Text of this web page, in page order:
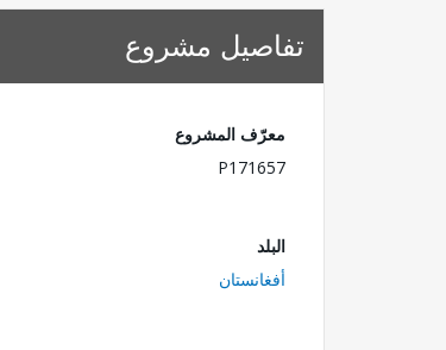
تفاصيل مشروع
معرّف المشروع
P171657
البلد
أفغانستان